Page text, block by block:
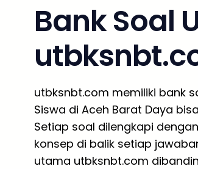
Bank Soal
utbksnbt.com memiliki bank
Siswa di Aceh Barat Daya
Setiap soal dilengkapi
konsep di balik setiap
utama utbksnbt.com